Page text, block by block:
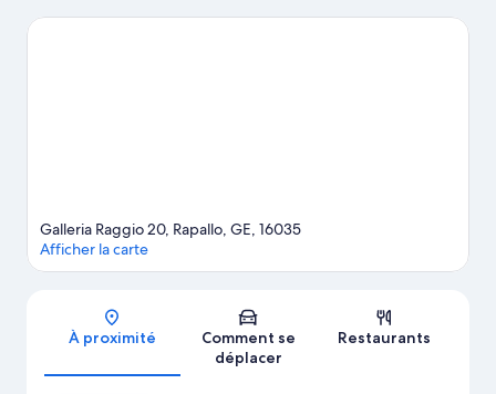
aux célèbres Rocher des Mille et Bowling de Sestri Levante.
Carte
Galleria Raggio 20, Rapallo, GE, 16035
Afficher la carte
À proximité
Comment se
déplacer
Restaurants